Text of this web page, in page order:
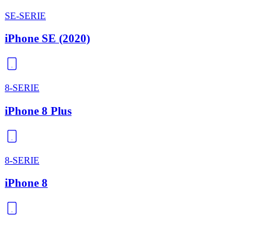
SE-SERIE
iPhone SE (2020)
8-SERIE
iPhone 8 Plus
8-SERIE
iPhone 8